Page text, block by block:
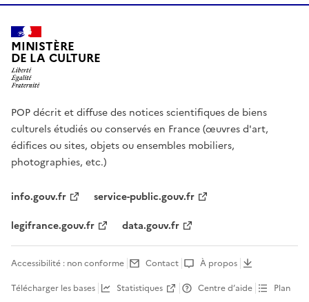
MINISTÈRE
DE LA CULTURE
POP décrit et diffuse des notices scientifiques de biens
culturels étudiés ou conservés en France (œuvres d'art,
édifices ou sites, objets ou ensembles mobiliers,
photographies, etc.)
info.gouv.fr
service-public.gouv.fr
legifrance.gouv.fr
data.gouv.fr
Accessibilité : non conforme Contact
À propos
Télécharger les bases
Statistiques Centre d’aide Plan